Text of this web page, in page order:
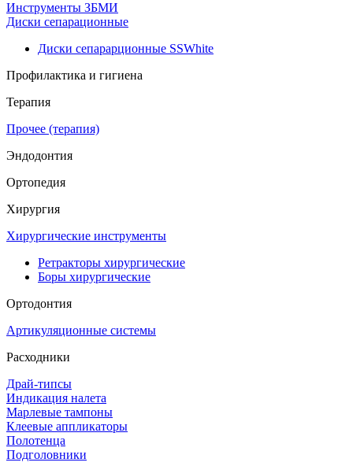
Инструменты ЗБМИ
Диски сепарационные
Диски сепарарционные SSWhite
Профилактика и гигиена
Терапия
Прочее (терапия)
Эндодонтия
Ортопедия
Хирургия
Хирургические инструменты
Ретракторы хирургические
Боры хирургические
Ортодонтия
Артикуляционные системы
Расходники
Драй-типсы
Индикация налета
Марлевые тампоны
Клеевые аппликаторы
Полотенца
Подголовники